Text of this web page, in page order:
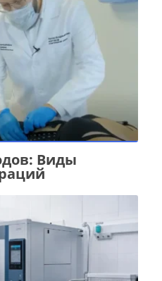
Виды